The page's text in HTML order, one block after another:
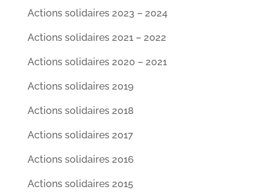
Actions solidaires 2023 – 2024
Actions solidaires 2021 – 2022
Actions solidaires 2020 – 2021
Actions solidaires 2019
Actions solidaires 2018
Actions solidaires 2017
Actions solidaires 2016
Actions solidaires 2015